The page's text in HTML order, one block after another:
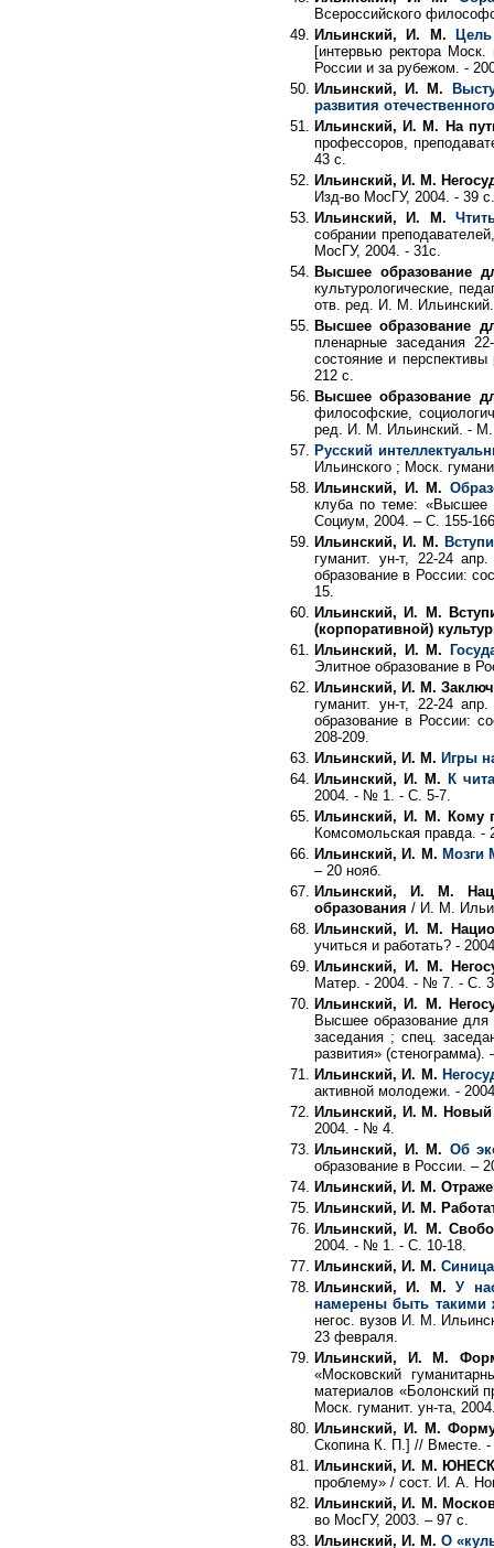
Всероссийского
Ильинский, И. М.
[интервью ректора
России и за рубежом. -
Ильинский, И. М.
развития
Ильинский, И. М. На
профессоров,
43 с.
Ильинский, И. М.
Изд-во МосГУ, 2004. - 39 с.
Ильинский, И. М.
собрании
МосГУ, 2004. - 31с.
Высшее образование
культурологические,
отв. ред. И. М.
Высшее образование
пленарные заседания
состояние и
212 с.
Высшее образование
философские,
ред. И. М. Ильинский. - М.
Русский
Ильинского ; Моск.
Ильинский, И. М.
клуба по теме: «Высшее
Социум, 2004. – С. 155-
Ильинский, И. М.
гуманит. ун-т, 22-24
образование в России:
15.
Ильинский, И. М.
(корпоративной)
Ильинский, И. М.
Элитное образование в
Ильинский, И. М.
гуманит. ун-т, 22-24
образование в России:
208-209.
Ильинский, И. М. Игры
Ильинский, И. М. К
2004. - № 1. - С. 5-7.
Ильинский, И. М. Кому
Комсомольская правда. -
Ильинский, И. М. Мозги
– 20 нояб.
Ильинский, И. М.
образования / И. М.
Ильинский, И. М.
учиться и работать? -
Ильинский, И. М.
Матер. - 2004. - № 7. - С.
Ильинский, И. М.
Высшее образование
заседания ; спец.
развития»
Ильинский, И. М.
активной молодежи. -
Ильинский, И. М. Новый
2004. - № 4.
Ильинский, И. М. Об
образование в России. –
Ильинский, И. М.
Ильинский, И. М.
Ильинский, И. М.
2004. - № 1. - С. 10-18.
Ильинский, И. М.
Ильинский, И. М.У
намерены быть такими
негос. вузов И. М.
23 февраля.
Ильинский, И. М.
«Московский
материалов «Болонский
Моск. гуманит. ун-та,
Ильинский, И. М.
Скопина К. П.] // Вместе.
Ильинский, И. М.
проблему» / сост. И. А.
Ильинский, И. М.
во МосГУ, 2003. – 97 с.
Ильинский, И. М. О